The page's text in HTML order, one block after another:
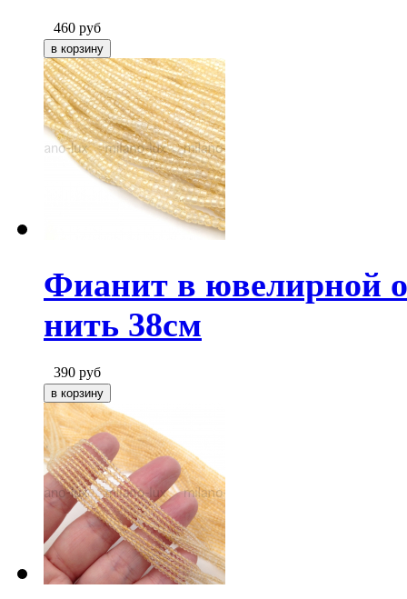
460 руб
Фианит в ювелирной
нить 38см
390 руб